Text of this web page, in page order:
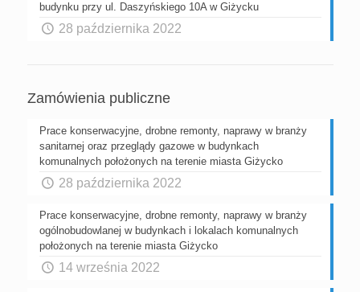
budynku przy ul. Daszyńskiego 10A w Giżycku
28 października 2022
Zamówienia publiczne
Prace konserwacyjne, drobne remonty, naprawy w branży
sanitarnej oraz przeglądy gazowe w budynkach
komunalnych położonych na terenie miasta Giżycko
28 października 2022
Prace konserwacyjne, drobne remonty, naprawy w branży
ogólnobudowlanej w budynkach i lokalach komunalnych
położonych na terenie miasta Giżycko
14 września 2022